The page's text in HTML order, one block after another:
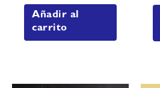
Añadir al
carrito